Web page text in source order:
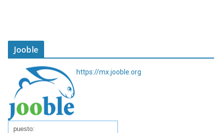
Jooble
https://mx.jooble.org
puesto: